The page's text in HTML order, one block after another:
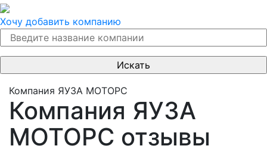
Хочу добавить компанию
Компания ЯУЗА МОТОРС
Компания ЯУЗА
МОТОРС отзывы